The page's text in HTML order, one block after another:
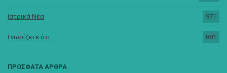
Ιατρικά Νέα 971
Γνωρίζετε ότι... 881
ΠΡΟΣΦΑΤΑ ΑΡΘΡΑ